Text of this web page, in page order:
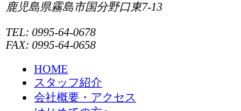
鹿児島県霧島市国分野口東7-13
TEL: 0995-64-0678
FAX: 0995-64-0658
HOME
スタッフ紹介
会社概要・アクセス